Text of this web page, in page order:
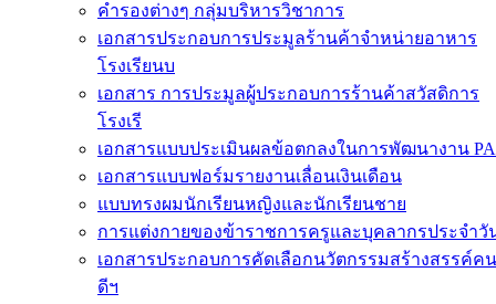
คำรองต่างๆ กลุ่มบริหารวิชาการ
เอกสารประกอบการประมูลร้านค้าจำหน่ายอาหาร
โรงเรียนบ
เอกสาร การประมูลผู้ประกอบการร้านค้าสวัสดิการ
โรงเรี
เอกสารแบบประเมินผลข้อตกลงในการพัฒนางาน PA
เอกสารแบบฟอร์มรายงานเลื่อนเงินเดือน
แบบทรงผมนักเรียนหญิงและนักเรียนชาย
การแต่งกายของข้าราชการครูและบุคลากรประจำวั
เอกสารประกอบการคัดเลือกนวัตกรรมสร้างสรรค์คน
ดีฯ